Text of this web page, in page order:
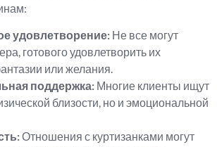
удовлетворение: Не все могут
готового удовлетворить их
или желания.
поддержка: Многие клиенты ищут
близости, но и эмоциональной
Отношения с куртизанками могут